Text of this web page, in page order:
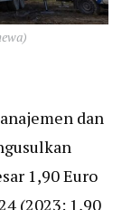
dan
1,90 Euro
(2023: 1,90